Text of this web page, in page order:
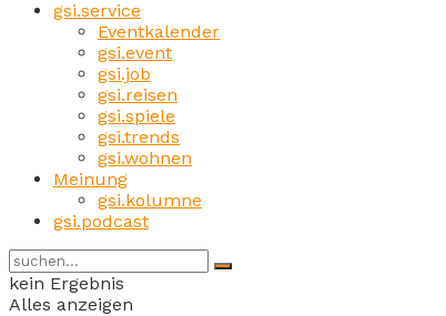
gsi.service
Eventkalender
gsi.event
gsi.job
gsi.reisen
gsi.spiele
gsi.trends
gsi.wohnen
Meinung
gsi.kolumne
gsi.podcast
kein Ergebnis
Alles anzeigen